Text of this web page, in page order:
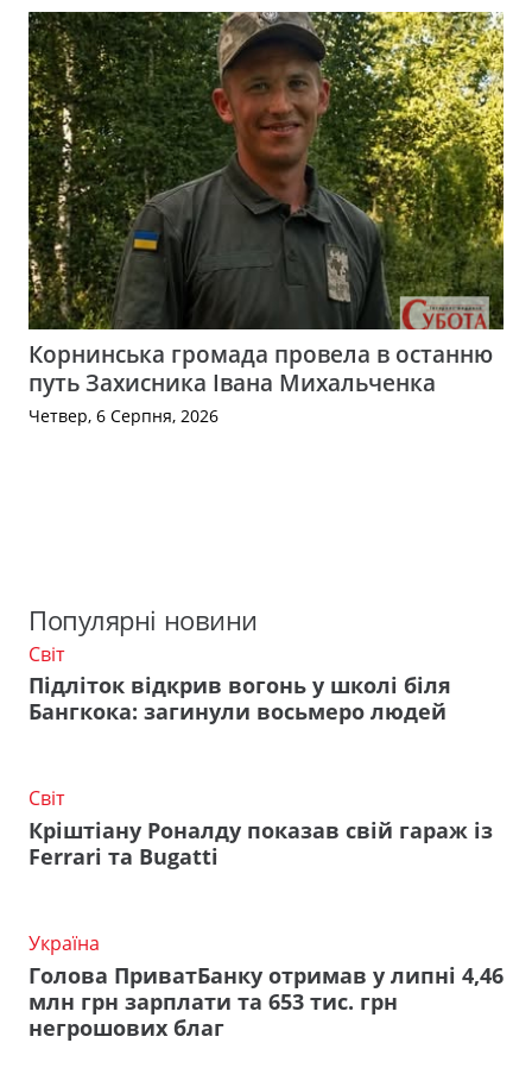
Корнинська громада провела в останню
путь Захисника Івана Михальченка
Четвер, 6 Серпня, 2026
Популярні новини
Світ
Підліток відкрив вогонь у школі біля
Бангкока: загинули восьмеро людей
Світ
Кріштіану Роналду показав свій гараж із
Ferrari та Bugatti
Україна
Голова ПриватБанку отримав у липні 4,46
млн грн зарплати та 653 тис. грн
негрошових благ